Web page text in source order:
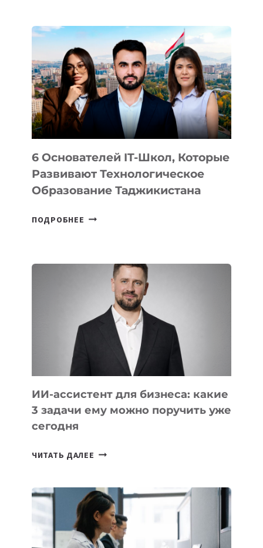
ВНЕШНЕГО
ВИДА
НОВОГО
УСТРОЙСТВА
ОТ
OPENAI
6 Основателей IT-Школ, Которые
Развивают Технологическое
Образование Таджикистана
ПОДРОБНЕЕ 6
КОТОРЫЕ
РАЗВИВАЮТ
ТЕХНОЛОГИЧЕСКОЕ
ОБРАЗОВАНИЕ
ТАДЖИКИСТАНА
ИИ-ассистент для бизнеса: какие
3 задачи ему можно поручить уже
сегодня
ЧИТАТЬ ДАЛЕЕ ИИ-
БИЗНЕСА:
КАКИЕ
3
ЗАДАЧИ